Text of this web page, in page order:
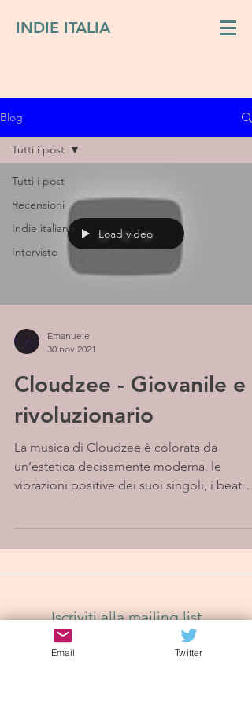
INDIE ITALIA
Blog
Tutti i post
Recensioni
Indie italiano
Interviste
Tutti i post
Load video
Emanuele
30 nov 2021
Cloudzee - Giovanile e
rivoluzionario
La musica di Cloudzee è colorata da
un’estetica decisamente moderna, le
vibrazioni positive dei suoi singoli, i beat
Iscriviti alla mailing list
Email Twitter